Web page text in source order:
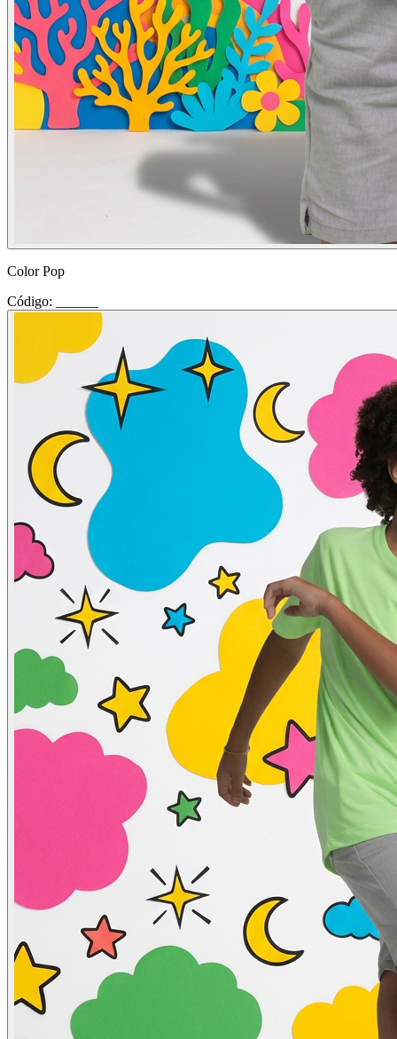
Color Pop
Código: ______